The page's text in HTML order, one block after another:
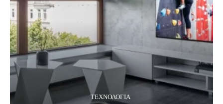
ΤΕΧΝΟΛΟΓΊΑ